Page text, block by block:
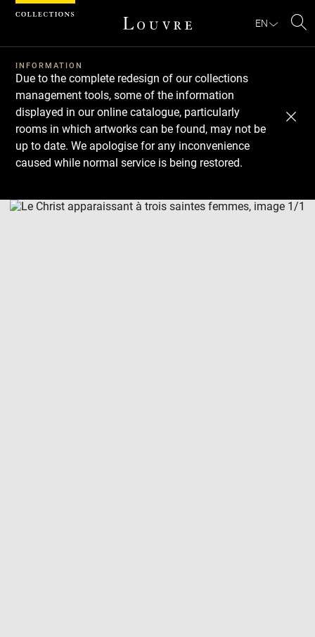
EN
INFORMATION
Due to the complete redesign of our collections
management tools, some of the information
displayed in our online catalogue, particularly
rooms in which artworks can be found, may not be
up to date. We apologise for any inconvenience
caused while normal service is being restored.
Download
Next
Previous
Cookies management panel